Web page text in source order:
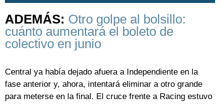
ADEMÁS: Otro golpe al bolsillo:
cuánto aumentará el boleto de
colectivo en junio
Central ya había dejado afuera a Independiente en la
fase anterior y, ahora, intentará eliminar a otro grande
para meterse en la final. El cruce frente a Racing estuvo